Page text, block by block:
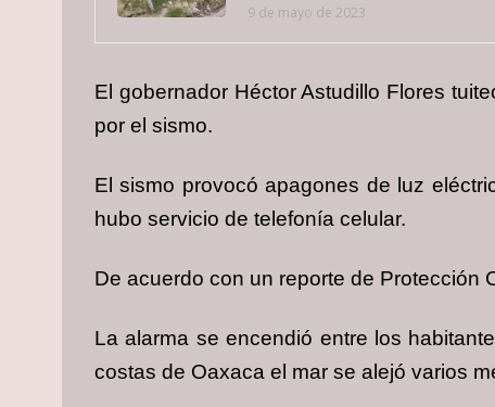
9 de mayo de 2023
El gobernador Héctor Astudillo Flores
por el sismo.
El sismo provocó apagones de luz
hubo servicio de telefonía celular.
De acuerdo con un reporte de Protección
La alarma se encendió entre los
costas de Oaxaca el mar se alejó varios